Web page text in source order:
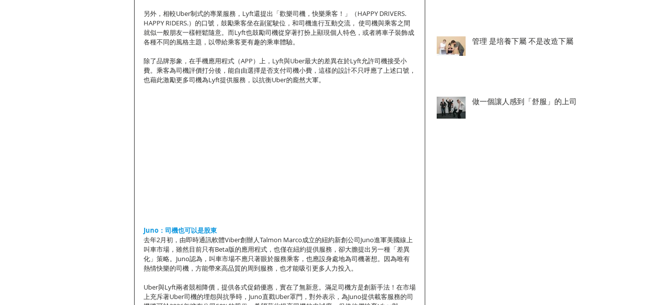
另外，相較Uber制式的專業服務，Lyft還提出「歡樂司機，快樂乘客！」（HAPPY DRIVERS.
HAPPY RIDERS.）的口號，鼓勵乘客坐在副駕駛位，和司機進行互動交流， 使司機與乘客之間
就似一般朋友一樣輕鬆隨意。而Lyft也鼓勵司機從穿著打扮上顯現個人特色，或者將車子裝飾成
各種不同的風格主題，以帶給乘客更有趣的乘車體驗。
除了品牌形象，在手機應用程式（APP）上，Lyft與Uber最大的差異在於Lyft允許司機接受小
費。乘客為司機評價打分後，能自由選擇是否支付司機小費，這樣的設計不只呼應了上述口號，
也藉此激勵更多司機為Lyft提供服務，以抗衡Uber的龐然大軍。
Juno：司機也可以是股東
去年2月初，由即時通訊軟體Viber創辦人Talmon Marco成立的紐約新創公司Juno進軍美國線上
叫車市場，雖然目前只有Beta版的應用程式，也僅在紐約提供服務，卻大膽提出另一種「差異
化」策略。Juno認為，叫車市場不應只著眼於服務乘客，也應設身處地為司機著想。因為唯有
熱情快樂的司機，方能帶來高品質的周到服務，也才能吸引更多人力投入。
Uber與Lyft兩者競相降價，提供各式促銷優惠，實在了無新意。滿足司機方是創新手法！在市場
上充斥著Uber司機的埋怨與抗爭時，Juno直戳Uber罩門，對外表示，為Juno提供載客服務的司
管理 是培養下屬 不是改造下屬
做一個讓人感到「舒服」的上司